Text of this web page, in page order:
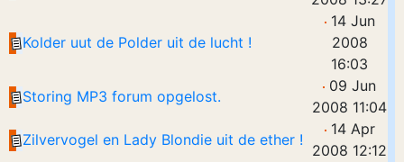
Kolder uut de Polder uit de lucht !
14 Jun
2008
16:03
Storing MP3 forum opgelost.
09 Jun
2008 11:04
Zilvervogel en Lady Blondie uit de ether !
14 Apr
2008 12:12